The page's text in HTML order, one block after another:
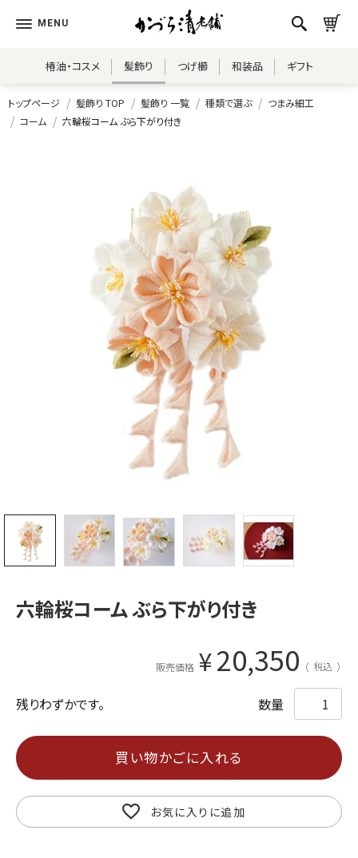
椿油・コスメ 髪飾り つげ櫛 和装品 ギフト
トップページ 髪飾り TOP 髪飾り 一覧 種類で選ぶ
つまみ細工
コーム
六輪桜コーム ぶら下がり付き
六輪桜コーム ぶら下がり付き
販売価格 ¥20,350 税込
残りわずかです。
お気に入りに追加
買い物かごに入れる